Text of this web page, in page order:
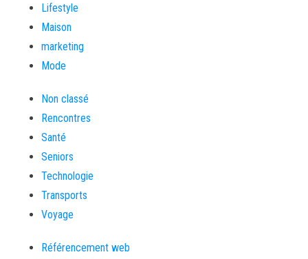
Lifestyle
Maison
marketing
Mode
Non classé
Rencontres
Santé
Seniors
Technologie
Transports
Voyage
Référencement web